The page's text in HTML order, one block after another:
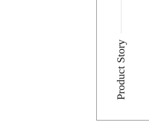
Product Story